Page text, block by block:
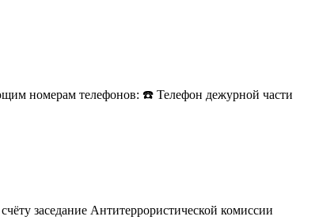
номерам телефонов: ☎️ Телефон дежурной части
заседание Антитеррористической комиссии